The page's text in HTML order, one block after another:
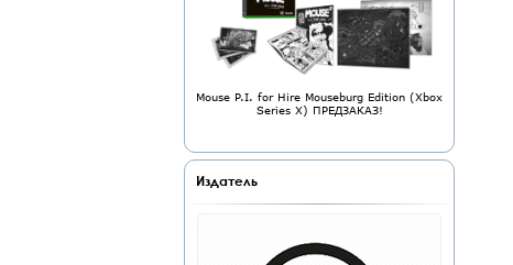
Mouse P.I. for Hire Mouseburg Edition (Xbox
Series X) ПРЕДЗАКАЗ!
Издатель